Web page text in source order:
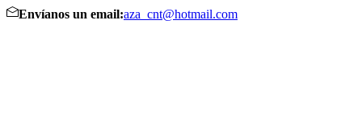
Envíanos un email:aza_cnt@hotmail.com